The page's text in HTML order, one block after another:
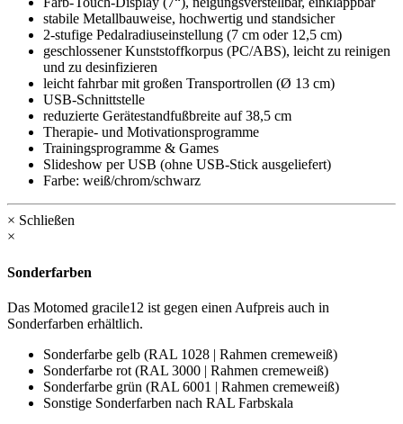
stabile Metallbauweise, hochwertig und standsicher
2-stufige Pedalradiuseinstellung (7 cm oder 12,5 cm)
geschlossener Kunststoffkorpus (PC/ABS), leicht zu reinigen
und zu desinfizieren
leicht fahrbar mit großen Transportrollen (Ø 13 cm)
USB-Schnittstelle
reduzierte Gerätestandfußbreite auf 38,5 cm
Therapie- und Motivationsprogramme
Trainingsprogramme & Games
Slideshow per USB (ohne USB-Stick ausgeliefert)
Farbe: weiß/chrom/schwarz
× Schließen
×
Sonderfarben
Das Motomed gracile12 ist gegen einen Aufpreis auch in
Sonderfarben erhältlich.
Sonderfarbe gelb (RAL 1028 | Rahmen cremeweiß)
Sonderfarbe rot (RAL 3000 | Rahmen cremeweiß)
Sonderfarbe grün (RAL 6001 | Rahmen cremeweiß)
Sonstige Sonderfarben nach RAL Farbskala